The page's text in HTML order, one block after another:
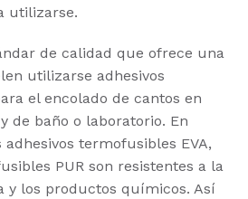
utilizarse.
de calidad que ofrece una
utilizarse adhesivos
el encolado de cantos en
de baño o laboratorio. En
termofusibles EVA,
PUR son resistentes a la
y los productos químicos. Así